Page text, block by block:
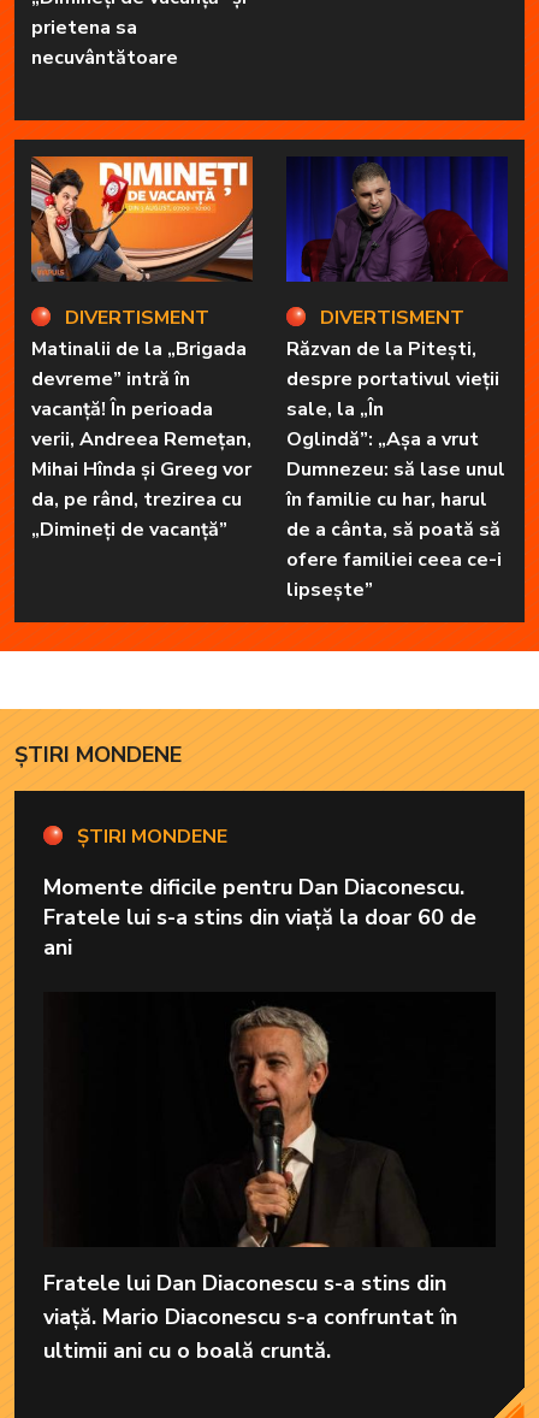
prietena sa
necuvântătoare
DIVERTISMENT
Matinalii de la „Brigada
devreme” intră în
vacanță! În perioada
verii, Andreea Remețan,
Mihai Hînda și Greeg vor
da, pe rând, trezirea cu
„Dimineți de vacanță”
DIVERTISMENT
Răzvan de la Pitești,
despre portativul vieții
sale, la „În
Oglindă”: „Așa a vrut
Dumnezeu: să lase unul
în familie cu har, harul
de a cânta, să poată să
ofere familiei ceea ce-i
lipsește”
ȘTIRI MONDENE
ȘTIRI MONDENE
Momente dificile pentru Dan Diaconescu.
Fratele lui s-a stins din viață la doar 60 de
ani
Fratele lui Dan Diaconescu s-a stins din
viață. Mario Diaconescu s-a confruntat în
ultimii ani cu o boală cruntă.